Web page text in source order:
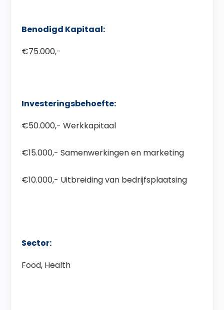
Benodigd Kapitaal:
€75.000,-
Investeringsbehoefte:
€50.000,- Werkkapitaal
€15.000,- Samenwerkingen en marketing
€10.000,- Uitbreiding van bedrijfsplaatsing
Sector:
Food, Health